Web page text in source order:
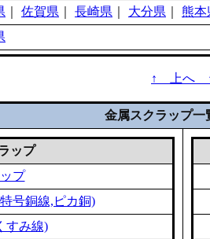
佐賀県 長崎県 大分県 熊本
↑ 上へ
金属スクラップ一
ップ
プ
号銅線,ピカ銅)
すみ線)